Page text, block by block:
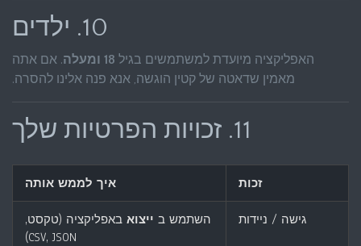
10. ילדים
האפליקציה מיועדת למשתמשים בגיל 18 ומעלה
. אם אתה
מאמין שדאטה של קטין הוגשה, אנא פנה אלינו להסרה.
11. זכויות הפרטיות שלך
זכות איך לממש אותה
גישה / ניידות השתמש ב ייצואבאפליקציה (טקסט,
CSV, JSON)